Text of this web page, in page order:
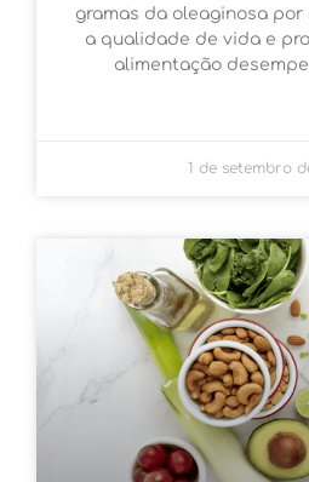
gramas da oleaginosa
a qualidade de vida e
alimentação
1 de setembro